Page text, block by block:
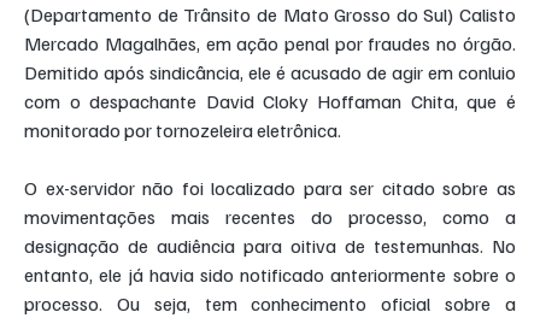
(Departamento de Trânsito de Mato Grosso do Sul) Calisto
Mercado Magalhães, em ação penal por fraudes no órgão.
Demitido após sindicância, ele é acusado de agir em conluio
com o despachante David Cloky Hoffaman Chita, que é
monitorado por tornozeleira eletrônica.
O ex-servidor não foi localizado para ser citado sobre as
movimentações mais recentes do processo, como a
designação de audiência para oitiva de testemunhas. No
entanto, ele já havia sido notificado anteriormente sobre o
processo. Ou seja, tem conhecimento oficial sobre a